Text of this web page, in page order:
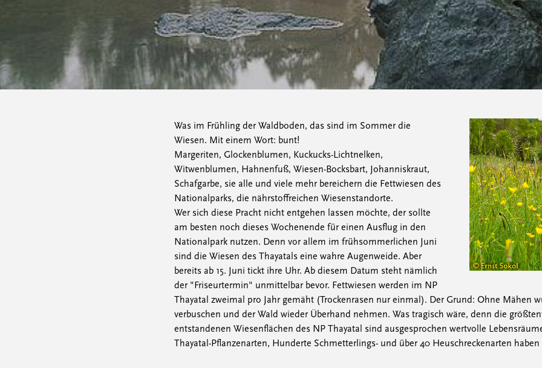
Was im Frühling der Waldboden, das sind im Sommer die
Wiesen. Mit einem Wort: bunt!
Margeriten, Glockenblumen, Kuckucks-Lichtnelken,
Witwenblumen, Hahnenfuß, Wiesen-Bocksbart, Johanniskraut,
Schafgarbe, sie alle und viele mehr bereichern die Fettwiesen des
Nationalparks, die nährstoffreichen Wiesenstandorte.
Wer sich diese Pracht nicht entgehen lassen möchte, der sollte
am besten noch dieses Wochenende für einen Ausflug in den
Nationalpark nutzen. Denn vor allem im frühsommerlichen Juni
sind die Wiesen des Thayatals eine wahre Augenweide. Aber
bereits ab 15. Juni tickt ihre Uhr. Ab diesem Datum steht nämlich
der "Friseurtermin" unmittelbar bevor. Fettwiesen werden im NP
Thayatal zweimal pro Jahr gemäht (Trockenrasen nur einmal). Der Grund: Ohne Mähen
verbuschen und der Wald wieder Überhand nehmen. Was tragisch wäre, denn die
entstandenen Wiesenflächen des NP Thayatal sind ausgesprochen wertvolle
Thayatal-Pflanzenarten, Hunderte Schmetterlings- und über 40 Heuschreckenarten